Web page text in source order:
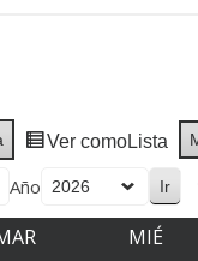
Ver comoLista
Año
MIÉ